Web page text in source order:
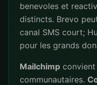
benevoles et
distincts. Brevo
canal SMS court;
pour les grands
Mailchimp
communautaires.